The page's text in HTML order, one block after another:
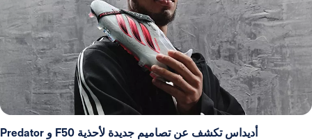
أديداس تكشف عن تصاميم جديدة لأحذية F50 و Predator